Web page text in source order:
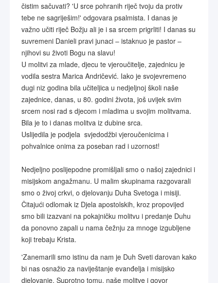
čistim sačuvati? 'U srce pohranih riječ tvoju da protiv
tebe ne sagriješim!' odgovara psalmista. I danas je
važno učiti riječ Božju ali je i sa srcem prigrliti! I danas su
suvremeni Danieli pravi junaci – istaknuo je pastor –
njihovi su životi Bogu na slavu!
U molitvi za mlade, djecu te vjeroučitelje, zajednicu je
vodila sestra Marica Andričević. Iako je svojevremeno
dugi niz godina bila učiteljica u nedjeljnoj školi naše
zajednice, danas, u 80. godini života, još uvijek svim
srcem nosi rad s djecom i mladima u svojim molitvama.
Bila je to i danas molitva iz dubine srca.
Uslijedila je podjela svjedodžbi vjeroučenicima i
pohvalnice onima za poseban rad i uzornost!
Nedjeljno poslijepodne promišljali smo o našoj zajednici i
misijskom angažmanu. U malim skupinama razgovarali
smo o živoj crkvi, o djelovanju Duha Svetoga i misiji.
Čitajući odlomak iz Djela apostolskih, kroz propovijed
smo bili izazvani na pokajničku molitvu i predanje Duhu
da ponovno zapali u nama čežnju za mnoge izgubljene
koji trebaju Krista.
'Zanemarili smo istinu da nam je Duh Sveti darovan kako
bi nas osnažio za naviještanje evanđelja i misijsko
djelovanje. Suprotno tomu, naše molitve i govor